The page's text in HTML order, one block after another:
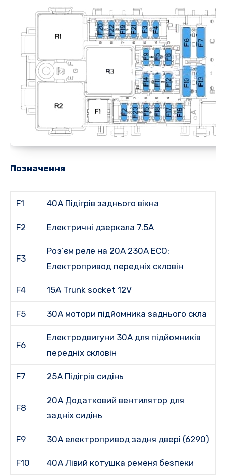
Позначення
F1 40A Підігрів заднього вікна
F2 Електричні дзеркала 7.5A
F3
Роз’єм реле на 20A 230A ECO:
Електропривод передніх скловін
F4 15A Trunk socket 12V
F5 30A мотори підйомника заднього скла
F6
Електродвигуни 30A для підйомників
передніх скловін
F7 25A Підігрів сидінь
F8
20A Додатковий вентилятор для
задніх сидінь
F9 30A електропривод задня двері (6290)
F10 40A Лівий котушка ременя безпеки